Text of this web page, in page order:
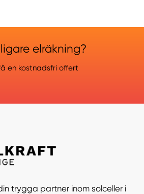
elräkning?
en kostnadsfri offert
trygga partner inom solceller i